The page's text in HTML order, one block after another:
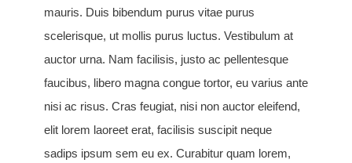
mauris. Duis bibendum purus vitae purus
scelerisque, ut mollis purus luctus. Vestibulum at
auctor urna. Nam facilisis, justo ac pellentesque
faucibus, libero magna congue tortor, eu varius ante
nisi ac risus. Cras feugiat, nisi non auctor eleifend,
elit lorem laoreet erat, facilisis suscipit neque
sadips ipsum sem eu ex. Curabitur quam lorem,